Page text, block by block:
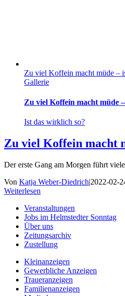
Zu viel Koffein macht müde –
Gallerie
Zu viel Koffein macht müde
Ist das wirklich so?
Zu viel Koffein macht
Der erste Gang am Morgen führt
Von Katja Weber-Diedrich|2022-02-
Weiterlesen
Veranstaltungen
Jobs im Helmstedter Sonntag
Über uns
Zeitungsarchiv
Zustellung
Kleinanzeigen
Gewerbliche Anzeigen
Traueranzeigen
Familienanzeigen